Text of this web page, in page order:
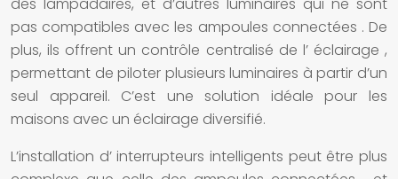
pas compatibles avec les ampoules connectées . De
plus, ils offrent un contrôle centralisé de l’ éclairage,
permettant de piloter plusieursluminaires à partir d’un
seul appareil. C’est unesolution idéale pour les
maisons avec un éclairage diversifié.
L’installation d’interrupteurs intelligents peut être plus